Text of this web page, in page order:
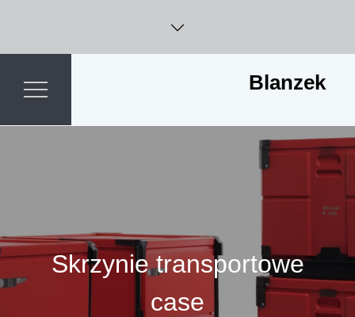
content
Blanzek
Skrzynie transportowe
case